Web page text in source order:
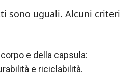
sono uguali. Alcuni criteri
e della capsula:
e riciclabilità.